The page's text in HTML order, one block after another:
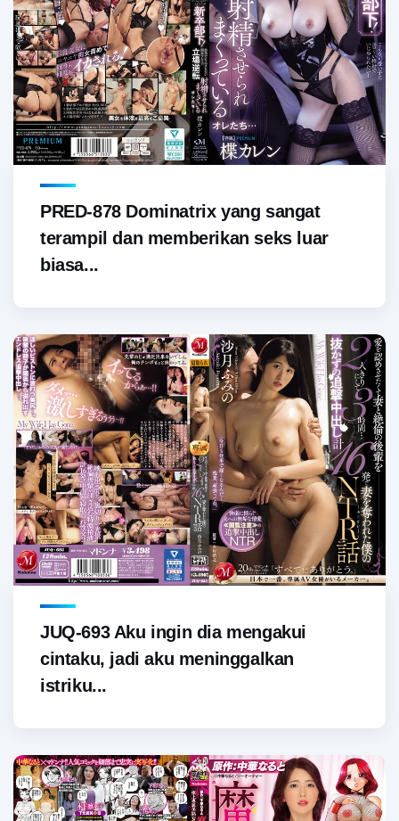
PRED-878 Dominatrix yang sangat
terampil dan memberikan seks luar
biasa...
JUQ-693 Aku ingin dia mengakui
cintaku, jadi aku meninggalkan
istriku...